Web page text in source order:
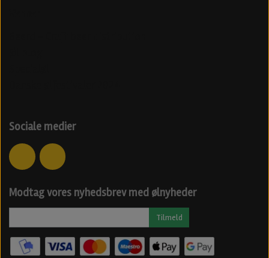
Sociale medier
Modtag vores nyhedsbrev med ølnyheder
Tilmeld